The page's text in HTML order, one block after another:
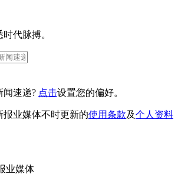
代脉搏。
闻速递? 点击设置您的偏好。
业媒体不时更新的使用条款及个人资料
业媒体